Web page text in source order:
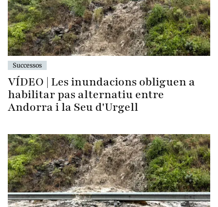
Successos
VÍDEO | Les inundacions obliguen a
habilitar pas alternatiu entre
Andorra i la Seu d'Urgell